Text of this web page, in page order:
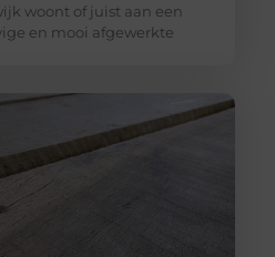
woont of juist aan een
en mooi afgewerkte